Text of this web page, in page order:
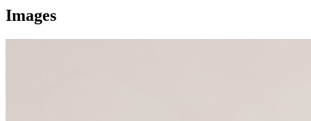
Images